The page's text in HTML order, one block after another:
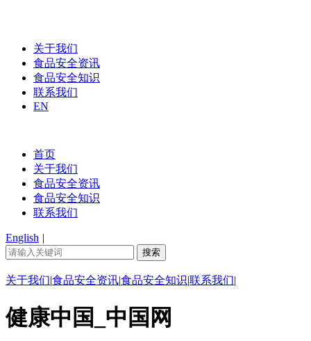
关于我们
食品安全资讯
食品安全知识
联系我们
EN
首页
关于我们
食品安全资讯
食品安全知识
联系我们
English |
关于我们|食品安全资讯|食品安全知识|联系我们|
健康中国_中国网